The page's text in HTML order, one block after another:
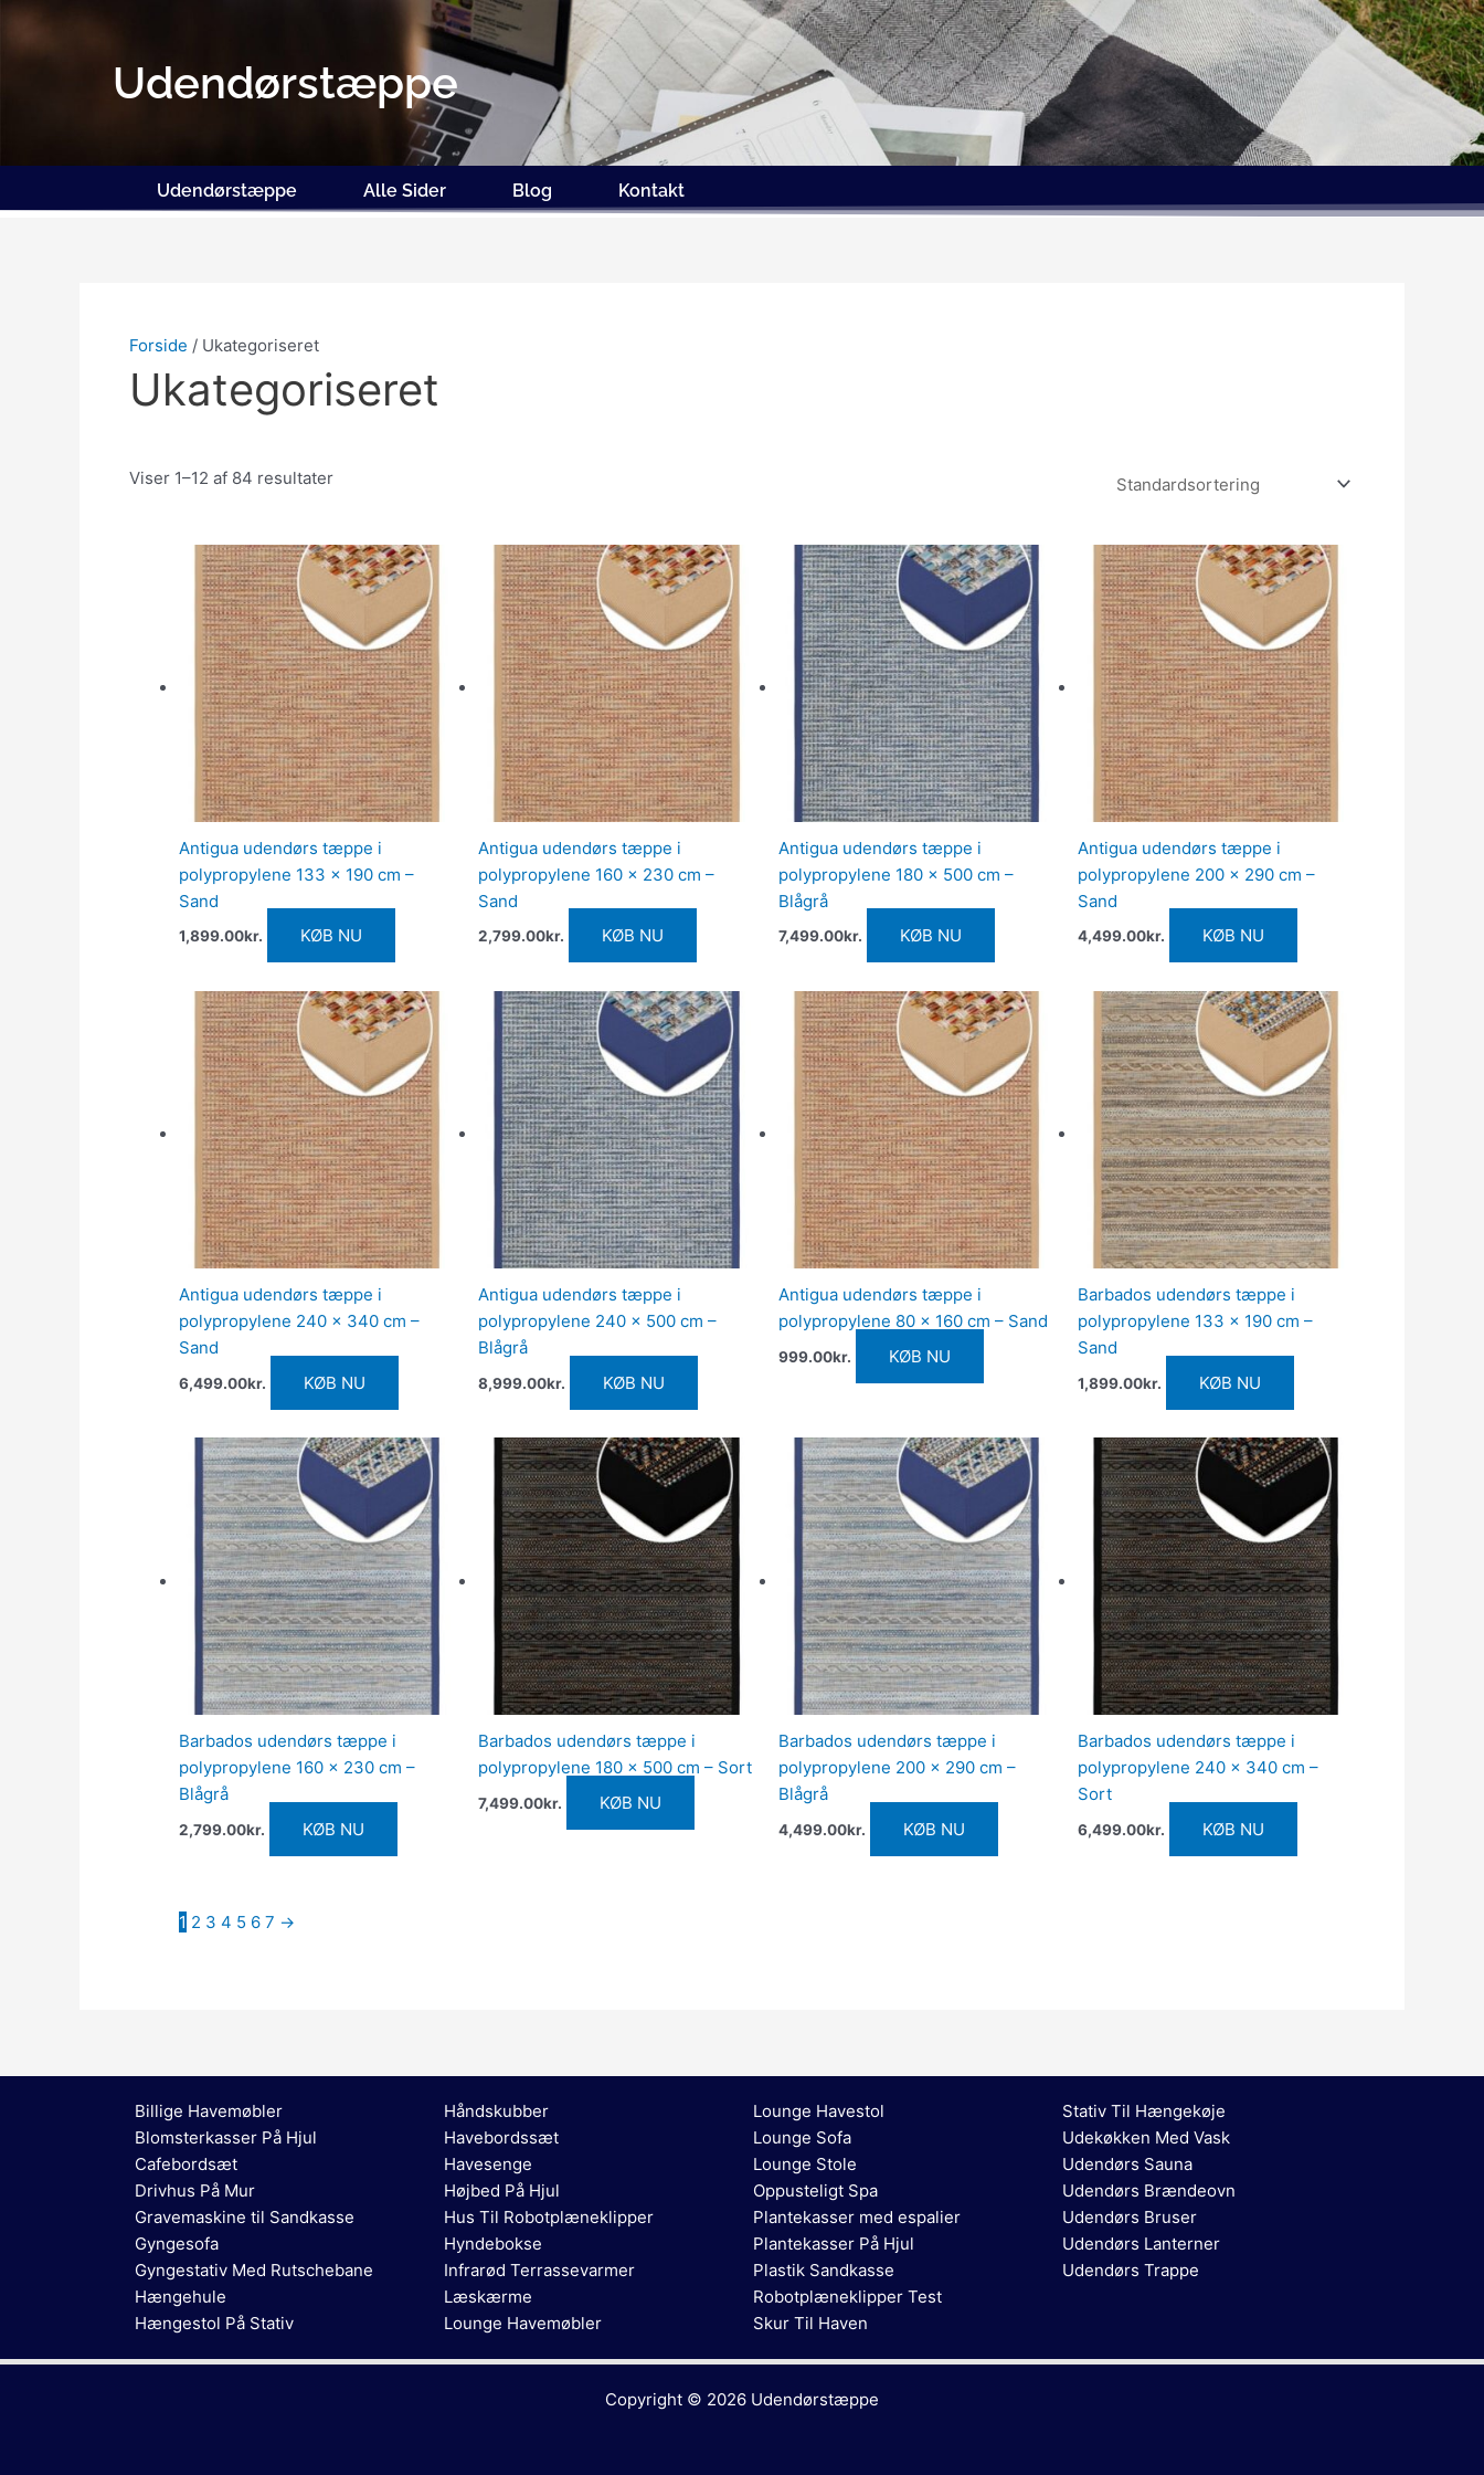
Gå
Udendørstæppe
Udendørstæppe Alle Sider Blog Kontakt
Forside / Ukategoriseret
Ukategoriseret
Viser 1–12 af 84 resultater
Antigua udendørs tæppe i
polypropylene 133 x 190 cm –
Sand
1,899.00kr. KØB NU
Antigua udendørs tæppe i
polypropylene 160 x 230 cm –
Sand
2,799.00kr. KØB NU
Antigua udendørs tæppe i
polypropylene 180 x 500 cm –
Blågrå
7,499.00kr. KØB NU
Antigua udendørs tæppe i
polypropylene 200 x 290 cm –
Sand
4,499.00kr. KØB NU
Antigua udendørs tæppe i
polypropylene 240 x 340 cm –
Sand
6,499.00kr. KØB NU
Antigua udendørs tæppe i
polypropylene 240 x 500 cm –
Blågrå
8,999.00kr. KØB NU
Antigua udendørs tæppe i
polypropylene 80 x 160 cm – Sand
999.00kr. KØB NU
Barbados udendørs tæppe i
polypropylene 133 x 190 cm –
Sand
1,899.00kr. KØB NU
Barbados udendørs tæppe i
polypropylene 160 x 230 cm –
Blågrå
2,799.00kr. KØB NU
Barbados udendørs tæppe i
polypropylene 180 x 500 cm – Sort
7,499.00kr. KØB NU
Barbados udendørs tæppe i
polypropylene 200 x 290 cm –
Blågrå
4,499.00kr. KØB NU
Barbados udendørs tæppe i
polypropylene 240 x 340 cm –
Sort
6,499.00kr. KØB NU
1 2 3 4 5 6 7 →
Billige Havemøbler
Blomsterkasser På Hjul
Cafebordsæt
Drivhus På Mur
Gravemaskine til Sandkasse
Gyngesofa
Gyngestativ Med Rutschebane
Hængehule
Hængestol På Stativ
Håndskubber
Havebordssæt
Havesenge
Højbed På Hjul
Hus Til Robotplæneklipper
Hyndebokse
Infrarød Terrassevarmer
Læskærme
Lounge Havemøbler
Lounge Havestol
Lounge Sofa
Lounge Stole
Oppusteligt Spa
Plantekasser med espalier
Plantekasser På Hjul
Plastik Sandkasse
Robotplæneklipper Test
Skur Til Haven
Stativ Til Hængekøje
Udekøkken Med Vask
Udendørs Sauna
Udendørs Brændeovn
Udendørs Bruser
Udendørs Lanterner
Udendørs Trappe
Copyright © 2026 Udendørstæppe